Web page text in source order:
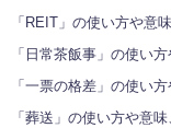
「REIT」の使い方や意
「日常茶飯事」の使い
「一票の格差」の使い
「葬送」の使い方や意